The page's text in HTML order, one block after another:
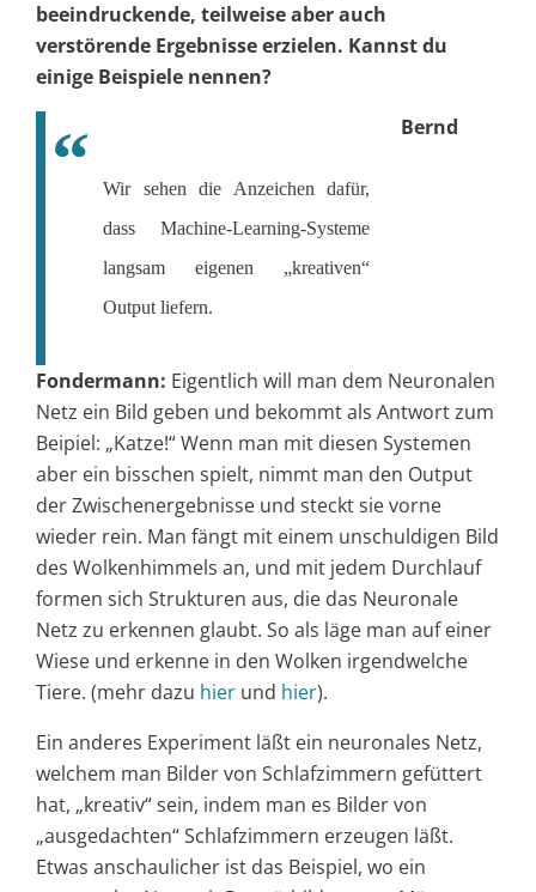
beeindruckende, teilweise aber auch
verstörende Ergebnisse erzielen. Kannst du
einige Beispiele nennen?
Wir sehen die Anzeichen dafür,
dass Machine-Learning-Systeme
langsam eigenen „kreativen“
Output liefern.
Bernd
Fondermann: Eigentlich will man dem Neuronalen
Netz ein Bild geben und bekommt als Antwort zum
Beipiel: „Katze!“ Wenn man mit diesen Systemen
aber ein bisschen spielt, nimmt man den Output
der Zwischenergebnisse und steckt sie vorne
wieder rein. Man fängt mit einem unschuldigen Bild
des Wolkenhimmels an, und mit jedem Durchlauf
formen sich Strukturen aus, die das Neuronale
Netz zu erkennen glaubt. So als läge man auf einer
Wiese und erkenne in den Wolken irgendwelche
Tiere. (mehr dazu hier und hier).
Ein anderes Experiment läßt ein neuronales Netz,
welchem man Bilder von Schlafzimmern gefüttert
hat, „kreativ“ sein, indem man es Bilder von
„ausgedachten“ Schlafzimmern erzeugen läßt.
Etwas anschaulicher ist das Beispiel, wo ein